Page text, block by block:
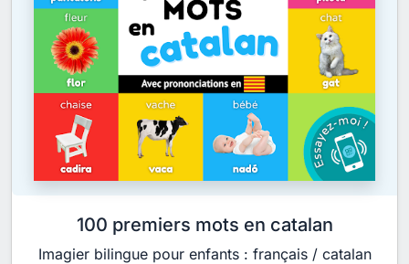
100 premiers mots en catalan
Imagier bilingue pour enfants : français / catalan